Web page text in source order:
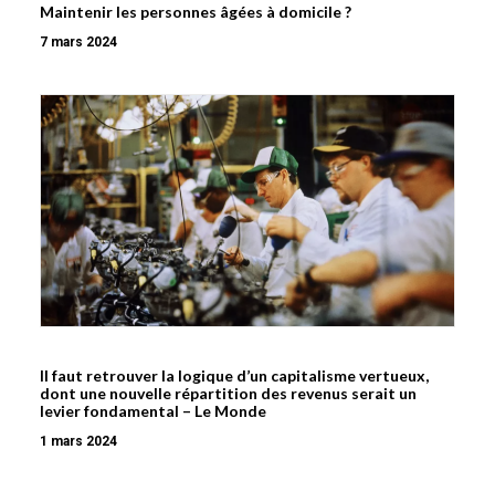
Maintenir les personnes âgées à domicile ?
7 mars 2024
Il faut retrouver la logique d’un capitalisme vertueux,
dont une nouvelle répartition des revenus serait un
levier fondamental – Le Monde
1 mars 2024